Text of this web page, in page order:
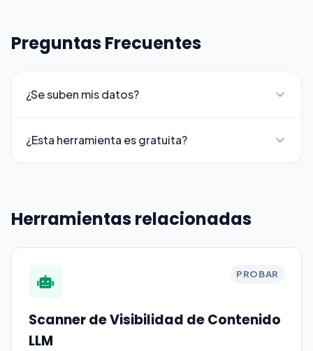
Preguntas Frecuentes
¿Se suben mis datos?
¿Esta herramienta es gratuita?
Herramientas relacionadas
PROBAR
Scanner de Visibilidad de Contenido
LLM